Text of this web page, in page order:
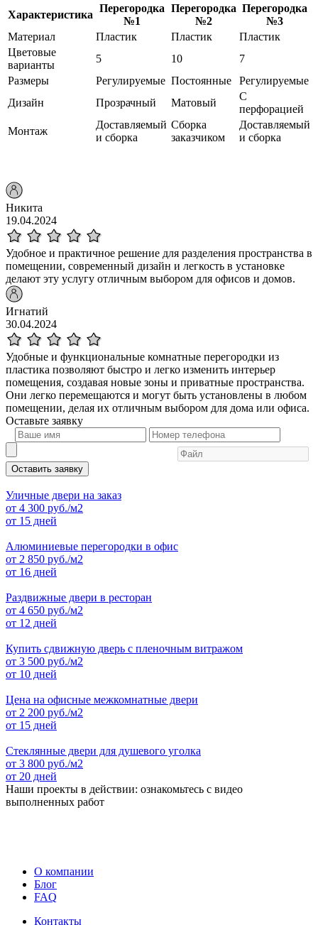
Характеристика
Перегородка
№1
Перегородка
№2
Перегородка
№3
Материал
Пластик Пластик
Пластик
Цветовые
варианты
5 10
7
Размеры
Регулируемые Постоянные
Регулируемые
Дизайн
Прозрачный Матовый
С
перфорацией
Монтаж
Доставляемый
и сборка
Сборка
заказчиком
Доставляемый
и сборка
Никита
19.04.2024
Удобное и практичное решение для разделения пространства в
помещении, современный дизайн и легкость в установке
делают эту услугу отличным выбором для офисов и домов.
Игнатий
30.04.2024
Удобные и функциональные комнатные перегородки из
пластика позволяют быстро и легко изменить интерьер
помещения, создавая новые зоны и приватные пространства.
Они легко перемещаются и могут быть установлены в любом
помещении, делая их отличным выбором для дома или офиса.
Оставьте заявку
Оставить заявку
Уличные двери на заказ
от 4 300 руб./м2
от 15 дней
Алюминиевые перегородки в офис
от 2 850 руб./м2
от 16 дней
Раздвижные двери в ресторан
от 4 650 руб./м2
от 12 дней
Купить сдвижную дверь с пленочным витражом
от 3 500 руб./м2
от 10 дней
Цена на офисные межкомнатные двери
от 2 200 руб./м2
от 15 дней
Стеклянные двери для душевого уголка
от 3 800 руб./м2
от 20 дней
Наши проекты в действии: ознакомьтесь с видео
выполненных работ
О компании
Блог
FAQ
Контакты